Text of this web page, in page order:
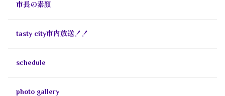
市長の素顔
tasty city市内放送！！
schedule
photo gallery